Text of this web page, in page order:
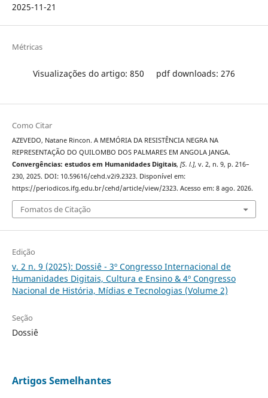
2025-11-21
Métricas
Visualizações do artigo: 850 pdf downloads: 276
Como Citar
AZEVEDO, Natane Rincon. A MEMÓRIA DA RESISTÊNCIA NEGRA NA
REPRESENTAÇÃO DO QUILOMBO DOS PALMARES EM ANGOLA JANGA.
Convergências: estudos em Humanidades Digitais, [S. l.], v. 2, n. 9, p. 216–
230, 2025. DOI: 10.59616/cehd.v2i9.2323. Disponível em:
https://periodicos.ifg.edu.br/cehd/article/view/2323. Acesso em: 8 ago. 2026.
Fomatos de Citação
Edição
v. 2 n. 9 (2025): Dossiê - 3º Congresso Internacional de
Humanidades Digitais, Cultura e Ensino & 4º Congresso
Nacional de História, Mídias e Tecnologias (Volume 2)
Seção
Dossiê
Artigos Semelhantes